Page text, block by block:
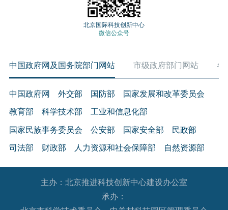
5.知识产权跨境许可与转让
以专利、版权、商标等为载体的技术贸易。知识产权
跨境许可是指授权境外机构有偿使用专利、版权和商
知识产权售卖给境外机构。
6.文化产品数字制作及相关服务
采用数字技术对舞台剧目、音乐、美术、文物、非物
质文化遗产、文献资源等文化内容以及各种出版物进
行数字化转化和开发，为各种显示终端提供内容，以
北京国际科技创新中心
微信公众号
中国政府网及国务院部门网站 市级政府部门网站 各
中国政府网 外交部 国防部 国家发展和改革委员会
教育部 科学技术部 工业和信息化部
国家民族事务委员会 公安部 国家安全部 民政部
司法部 财政部 人力资源和社会保障部 自然资源部
生态环境部 住房和城乡建设部 交通运输部 水利部
农业农村部 商务部 文化和旅游部
退役军人事务部
主办：北京推进科技创新中心建设办公室
承办：